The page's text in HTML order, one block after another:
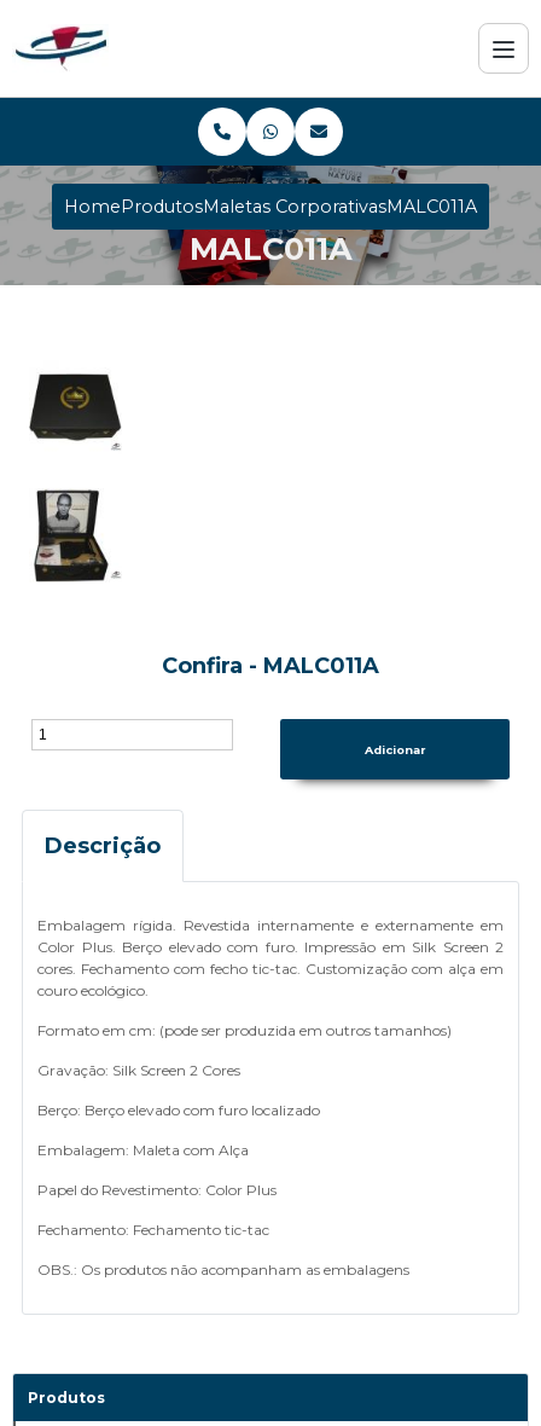
HomeProdutosMaletas CorporativasMALC011A
MALC011A
Confira - MALC011A
Descrição
Embalagem rígida. Revestida internamente e externamente em
Color Plus. Berço elevado com furo. Impressão em Silk Screen 2
cores. Fechamento com fecho tic-tac. Customização com alça em
couro ecológico.
Formato em cm: (pode ser produzida em outros tamanhos)
Gravação: Silk Screen 2 Cores
Berço: Berço elevado com furo localizado
Embalagem: Maleta com Alça
Papel do Revestimento: Color Plus
Fechamento: Fechamento tic-tac
OBS.: Os produtos não acompanham as embalagens
Produtos